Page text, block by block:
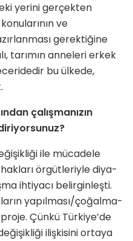
yerini gerçekten
ve
gerektiğine
tarımın an­neleri erkek
bu ülkede,
ça­lışmanızın
ile mücadele
hakları örgütleriyle diya­
ihti­yacı belirginleşti.
yapılması/çoğalma­
Çünkü Türkiye’de
ilişkisini or­taya